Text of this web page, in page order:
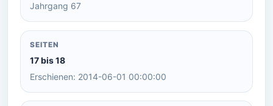
Jahrgang 67
SEITEN
17 bis 18
Erschienen: 2014-06-01 00:00:00